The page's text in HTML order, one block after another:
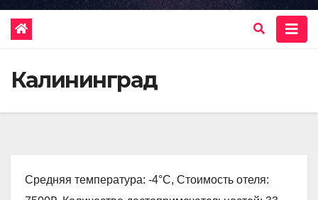
Калининград
Средняя температура: -4°C, Стоимость отеля: